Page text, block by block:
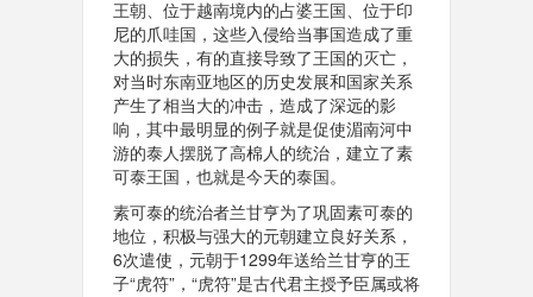
王朝、位于越南境内的占婆王国、位于印
尼的爪哇国，这些入侵给当事国造成了重
大的损失，有的直接导致了王国的灭亡，
对当时东南亚地区的历史发展和国家关系
产生了相当大的冲击，造成了深远的影
响，其中最明显的例子就是促使湄南河中
游的泰人摆脱了高棉人的统治，建立了素
可泰王国，也就是今天的泰国。
素可泰的统治者兰甘亨为了巩固素可泰的
地位，积极与强大的元朝建立良好关系，
6次遣使，元朝于1299年送给兰甘亨的王
子“虎符”，“虎符”是古代君主授予臣属或将